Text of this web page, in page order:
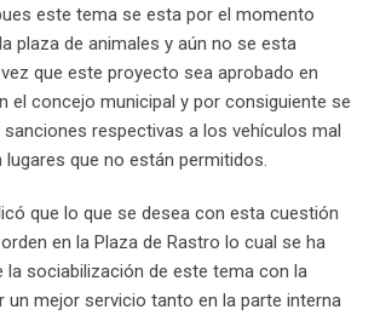
este tema se esta por el momento
plaza de animales y aún no se esta
que este proyecto sea aprobado en
el concejo municipal y por consiguiente se
respectivas a los vehículos mal
que no están permitidos.
que lo que se desea con esta cuestión
en la Plaza de Rastro lo cual se ha
la sociabilización de este tema con la
un mejor servicio tanto en la parte interna